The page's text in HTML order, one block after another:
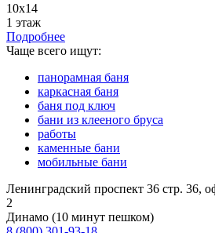
10х14
1 этаж
Подробнее
Чаще всего ищут:
панорамная баня
каркасная баня
баня под ключ
бани из клееного бруса
работы
каменные бани
мобильные бани
Ленинградский проспект 36 стр. 36,
2
Динамо (10 минут пешком)